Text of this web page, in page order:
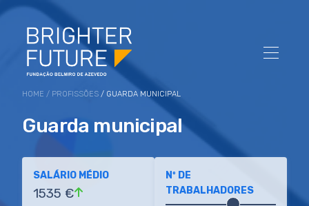
HOME / PROFISSÕES / GUARDA MUNICIPAL
Guarda municipal
SALÁRIO MÉDIO
1535 €
Nº DE
TRABALHADORES